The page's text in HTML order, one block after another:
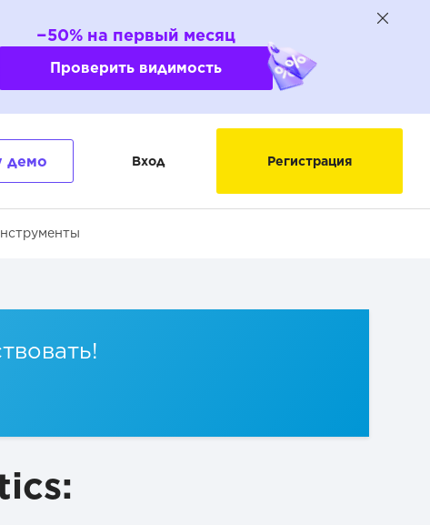
−50% на первый месяц
Проверить видимость
демо Вход Регистрация